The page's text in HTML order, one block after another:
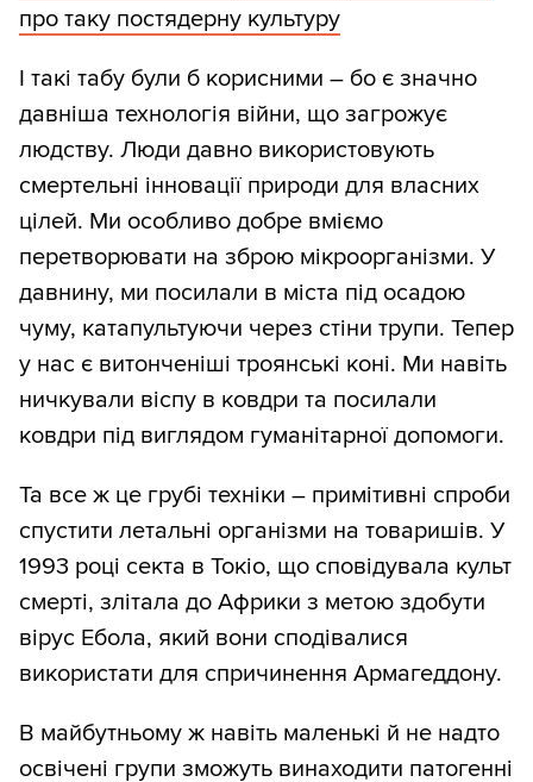
про таку постядерну культуру
І такі табу були б корисними – бо є значно
давніша технологія війни, що загрожує
людству. Люди давно використовують
смертельні інновації природи для власних
цілей. Ми особливо добре вміємо
перетворювати на зброю мікроорганізми. У
давнину, ми посилали в міста під осадою
чуму, катапультуючи через стіни трупи. Тепер
у нас є витонченіші троянські коні. Ми навіть
ничкували віспу в ковдри та посилали
ковдри під виглядом гуманітарної допомоги.
Та все ж це грубі техніки – примітивні спроби
спустити летальні організми на товаришів. У
1993 році секта в Токіо, що сповідувала культ
смерті, злітала до Африки з метою здобути
вірус Ебола, який вони сподівалися
використати для спричинення Армагеддону.
В майбутньому ж навіть маленькі й не надто
освічені групи зможуть винаходити патогенні